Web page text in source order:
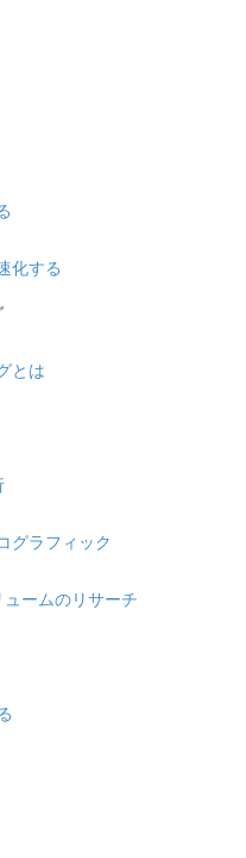
化する
とは
グラフィック
ームのリサーチ